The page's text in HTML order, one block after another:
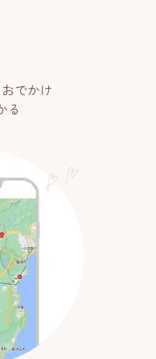
でかけ
る